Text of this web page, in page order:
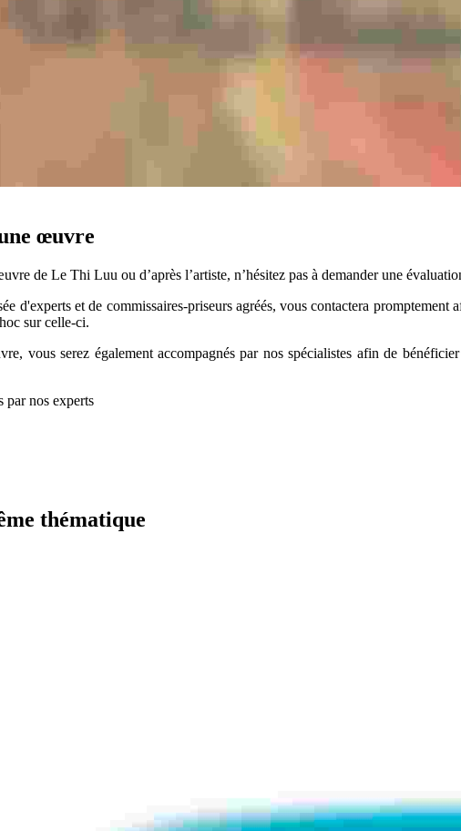
œuvre
de Le Thi Luu ou d’après l’artiste, n’hésitez pas à demander une
d'experts et de commissaires-priseurs agréés, vous contactera
sur celle-ci.
vous serez également accompagnés par nos spécialistes afin de
par nos experts
thématique